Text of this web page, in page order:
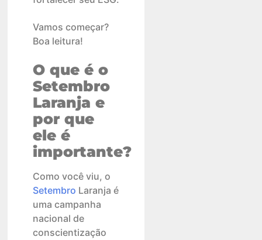
Vamos começar?
Boa leitura!
O que é o
Setembro
Laranja e
por que
ele é
importante?
Como você viu, o
Setembro Laranja é
uma campanha
nacional de
conscientização